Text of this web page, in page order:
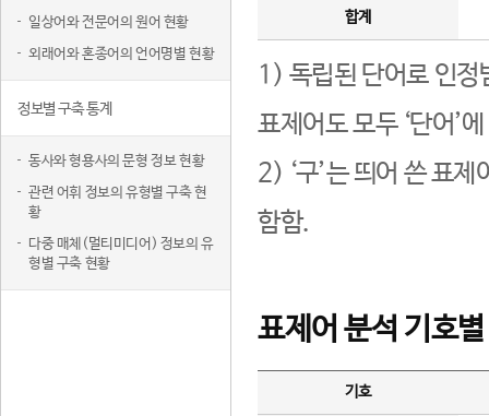
일상어와 전문어의 원어 현황
외래어와 혼종어의 언어명별 현황
정보별 구축 통계
동사와 형용사의 문형 정보 현황
관련 어휘 정보의 유형별 구축 현
황
다중 매체(멀티미디어) 정보의 유
형별 구축 현황
합계
1) 독립된 단어로 인정
표제어도 모두 ‘단어’
2) ‘구’는 띄어 쓴 표
함함.
표제어 분석 기호
기호